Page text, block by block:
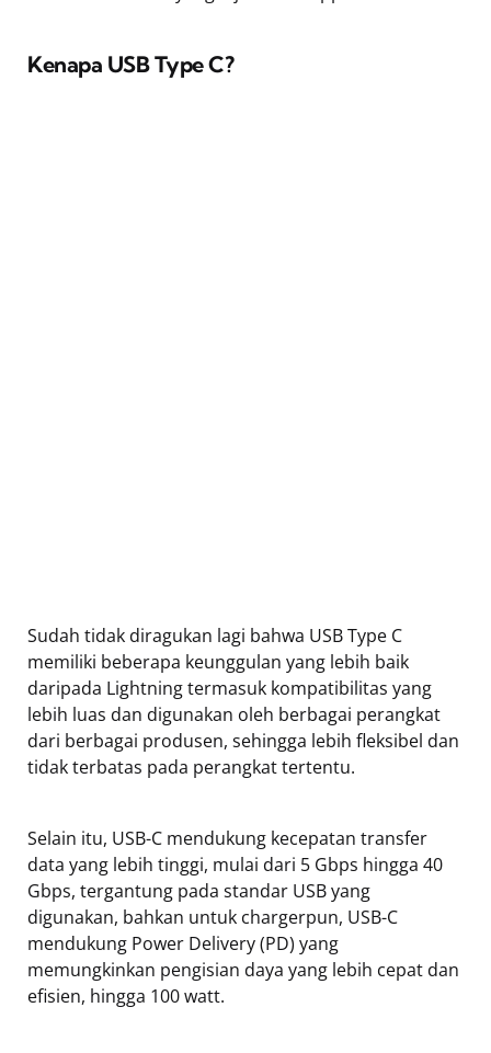
Kenapa USB Type C?
Sudah tidak diragukan lagi bahwa USB Type C
memiliki beberapa keunggulan yang lebih baik
daripada Lightning termasuk kompatibilitas yang
lebih luas dan digunakan oleh berbagai perangkat
dari berbagai produsen, sehingga lebih fleksibel dan
tidak terbatas pada perangkat tertentu.
Selain itu, USB-C mendukung kecepatan transfer
data yang lebih tinggi, mulai dari 5 Gbps hingga 40
Gbps, tergantung pada standar USB yang
digunakan, bahkan untuk chargerpun, USB-C
mendukung Power Delivery (PD) yang
memungkinkan pengisian daya yang lebih cepat dan
efisien, hingga 100 watt.